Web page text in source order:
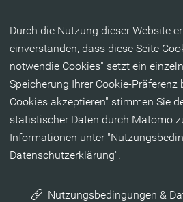
Durch die Nutzung dieser Website
einverstanden, dass diese Seite
notwendie Cookies" setzt ein
Speicherung Ihrer Cookie-
Cookies akzeptieren" stimmen Sie
statistischer Daten durch Matomo
Informationen unter
Datenschutzerklärung".
Nutzungsbedingungen &